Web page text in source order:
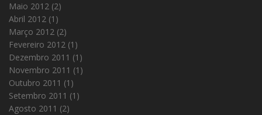
Maio 2012 (2)
Abril 2012 (1)
Março 2012 (2)
Fevereiro 2012 (1)
Dezembro 2011 (1)
Novembro 2011 (1)
Outubro 2011 (1)
Setembro 2011 (1)
Agosto 2011 (2)